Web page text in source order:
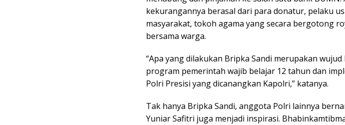
kekurangannya berasal dari para donatur, pelaku
masyarakat, tokoh agama yang secara bergotong
bersama warga.
“Apa yang dilakukan Bripka Sandi merupakan
program pemerintah wajib belajar 12 tahun dan
Polri Presisi yang dicanangkan Kapolri,” katanya.
Tak hanya Bripka Sandi, anggota Polri lainnya
Yuniar Safitri juga menjadi inspirasi.